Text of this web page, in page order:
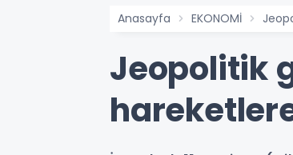
Anasayfa EKONOMİ
Jeopolitik